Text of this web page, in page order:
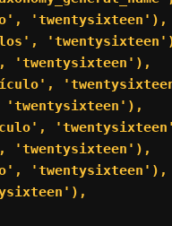
'twentysixteen'),
'twentysixteen'),
'twentysixteen'),
'twentysixteen'),